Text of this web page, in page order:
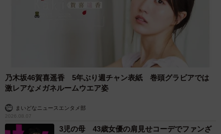
乃木坂46賀喜遥香 5年ぶり週チャン表紙 巻頭グラビアでは
激レアなメガネルームウエア姿
まいどなニュースエンタメ部
2026.08.07
3児の母 43歳女優の肩見せコーデでファンざ